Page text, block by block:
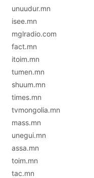
unuudur.mn
isee.mn
mglradio.com
fact.mn
itoim.mn
tumen.mn
shuum.mn
times.mn
tvmongolia.mn
mass.mn
unegui.mn
assa.mn
toim.mn
tac.mn